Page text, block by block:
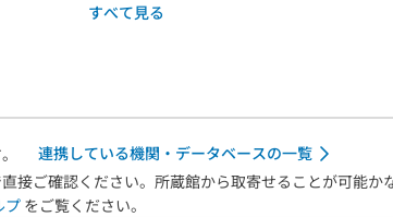
すべて見る
連携している機関・データベースの一覧
接ご確認ください。所蔵館から取寄せることが可能か
プをご覧ください。